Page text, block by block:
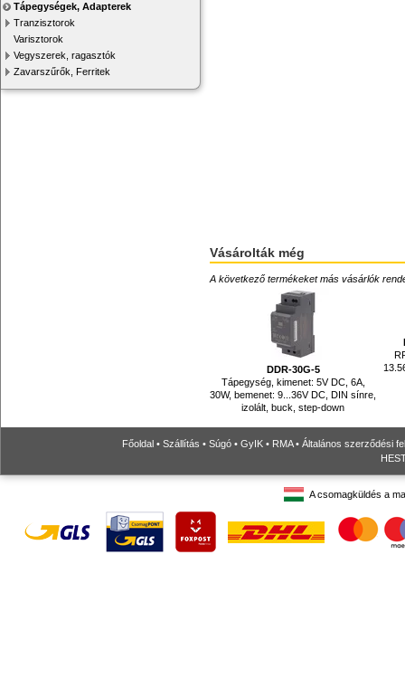
Tápegységek, Adapterek
Tranzisztorok
Varisztorok
Vegyszerek, ragasztók
Zavarszűrők, Ferritek
Vásárolták még
A következő termékeket más vásárlók
DDR-30G-5
Tápegység, kimenet: 5V DC, 6A,
30W, bemenet: 9...36V DC, DIN sínre,
izolált, buck, step-down
Főoldal • Szállítás • Súgó • GyIK • RMA• Általános szerződési
A csomagküldés a